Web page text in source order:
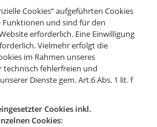
Cookies“ aufgeführten Cookies
und sind für den
erforderlich. Eine Einwilligung
Vielmehr erfolgt die
im Rahmen unseres
technisch fehlerfreien und
Dienste gem. Art.6 Abs. 1 lit. f
Cookies inkl.
Cookies: